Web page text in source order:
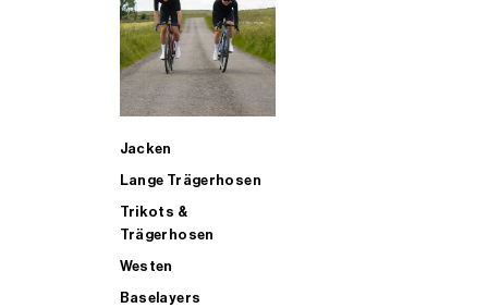
Jacken
Lange Trägerhosen
Trikots &
Trägerhosen
Westen
Baselayers
ALLE TRIATHLONARTIKEL FÜR MÄNNER KAUFEN